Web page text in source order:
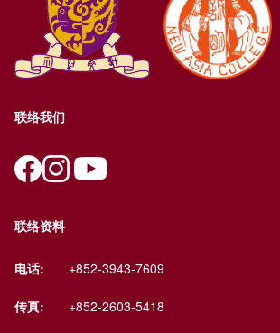
联络我们
联络资料
电话: +852-3943-7609
传真: +852-2603-5418